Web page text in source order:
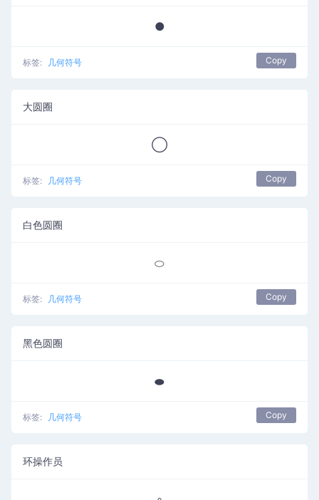
●
标签: 几何符号 Copy
大圆圈
◯
标签: 几何符号 Copy
白色圆圈
⬭
标签: 几何符号 Copy
黑色圆圈
⬬
标签: 几何符号 Copy
环操作员